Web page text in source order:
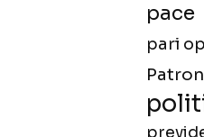
pace
pari